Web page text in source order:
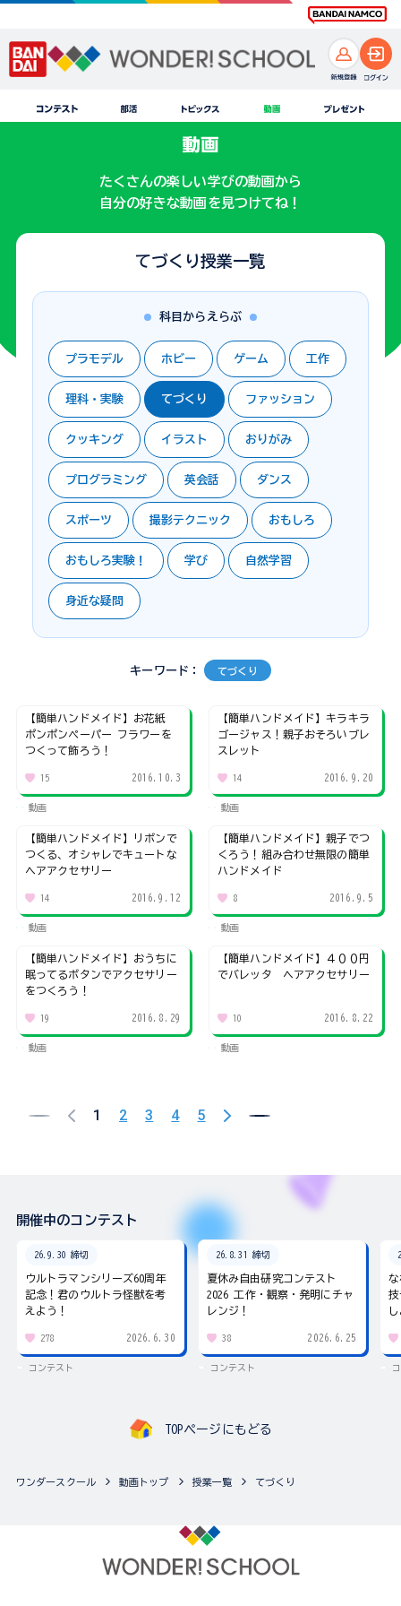
たくさんの楽しい学びの動画から
自分の好きな動画を見つけてね！
てづくり授業一覧
科目からえらぶ
プラモデル ホビー ゲーム 工作
理科・実験 てづくり ファッション
クッキング イラスト おりがみ
プログラミング 英会話 ダンス
スポーツ 撮影テクニック おもしろ
おもしろ実験！ 学び 自然学習
身近な疑問
キーワード： てづくり
【簡単ハンドメイド】お花紙
ポンポンペーパー フラワーを
つくって飾ろう！
15 2016.10.3
動画
【簡単ハンドメイド】キラキラ
ゴージャス！親子おそろいブレ
スレット
14 2016.9.20
動画
【簡単ハンドメイド】リボンで
つくる、オシャレでキュートな
ヘアアクセサリー
14 2016.9.12
動画
【簡単ハンドメイド】親子でつ
くろう！組み合わせ無限の簡単
ハンドメイド
8 2016.9.5
動画
【簡単ハンドメイド】おうちに
眠ってるボタンでアクセサリー
をつくろう！
19 2016.8.29
動画
【簡単ハンドメイド】４００円
でバレッタ ヘアアクセサリー
10 2016.8.22
動画
1 2 3 4 5
開催中のコンテスト
26.9.30 締切
ウルトラマンシリーズ60周年
記念！君のウルトラ怪獣を考
えよう！
278 2026.6.30
コンテスト
26.8.31 締切
夏休み自由研究コンテスト
2026 工作・観察・発明にチャ
レンジ！
38 2026.6.25
コンテスト
な
技
TOPページにもどる
ワンダースクール 動画トップ 授業一覧 てづくり